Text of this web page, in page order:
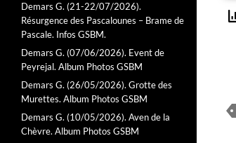
Demars G. (21-22/07/2026).
Résurgence des Pascalounes – Brame de
Pascale. Infos GSBM.
Demars G. (07/06/2026). Event de
Peyrejal. Album Photos GSBM
Demars G. (26/05/2026). Grotte des
Murettes. Album Photos GSBM
Demars G. (10/05/2026). Aven de la
Chèvre. Album Photos GSBM